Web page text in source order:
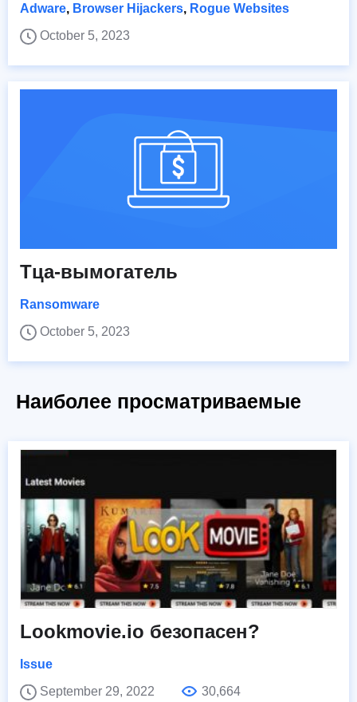
Adware, Browser Hijackers, Rogue Websites
October 5, 2023
Тца-вымогатель
Ransomware
October 5, 2023
Наиболее просматриваемые
Lookmovie.io безопасен?
Issue
September 29, 2022
30,664